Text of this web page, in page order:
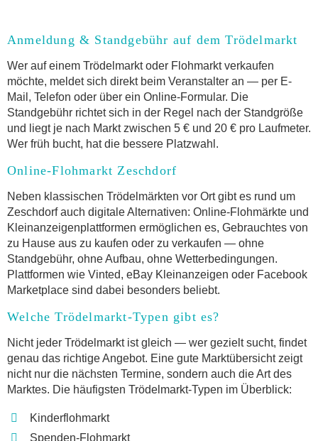
Anmeldung & Standgebühr auf dem Trödelmarkt
Wer auf einem Trödelmarkt oder Flohmarkt verkaufen
möchte, meldet sich direkt beim Veranstalter an — per E-
Mail, Telefon oder über ein Online-Formular. Die
Standgebühr richtet sich in der Regel nach der Standgröße
und liegt je nach Markt zwischen 5 € und 20 € pro Laufmeter.
Wer früh bucht, hat die bessere Platzwahl.
Online-Flohmarkt Zeschdorf
Neben klassischen Trödelmärkten vor Ort gibt es rund um
Zeschdorf auch digitale Alternativen: Online-Flohmärkte und
Kleinanzeigenplattformen ermöglichen es, Gebrauchtes von
zu Hause aus zu kaufen oder zu verkaufen — ohne
Standgebühr, ohne Aufbau, ohne Wetterbedingungen.
Plattformen wie Vinted, eBay Kleinanzeigen oder Facebook
Marketplace sind dabei besonders beliebt.
Welche Trödelmarkt-Typen gibt es?
Nicht jeder Trödelmarkt ist gleich — wer gezielt sucht, findet
genau das richtige Angebot. Eine gute Marktübersicht zeigt
nicht nur die nächsten Termine, sondern auch die Art des
Marktes. Die häufigsten Trödelmarkt-Typen im Überblick:
Kinderflohmarkt
Spenden-Flohmarkt